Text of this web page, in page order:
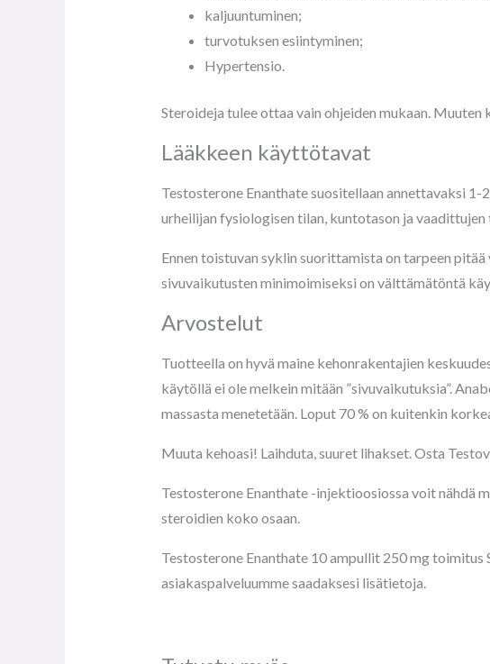
kaljuuntuminen;
turvotuksen esiintyminen;
Hypertensio.
Steroideja tulee ottaa vain ohjeiden mukaan.
Lääkkeen käyttötavat
Testosterone Enanthate suositellaan annettavaksi
urheilijan fysiologisen tilan, kuntotason ja
Ennen toistuvan syklin suorittamista on tarpeen
sivuvaikutusten minimoimiseksi on välttämätöntä
Arvostelut
Tuotteella on hyvä maine kehonrakentajien
käytöllä ei ole melkein mitään ”sivuvaikutuksia”.
massasta menetetään. Loput 70 % on kuitenkin
Muuta kehoasi! Laihduta, suuret lihakset. Osta
Testosterone Enanthate -injektioosiossa voit nähdä
steroidien koko osaan.
Testosterone Enanthate 10 ampullit 250 mg
asiakaspalveluumme saadaksesi lisätietoja.